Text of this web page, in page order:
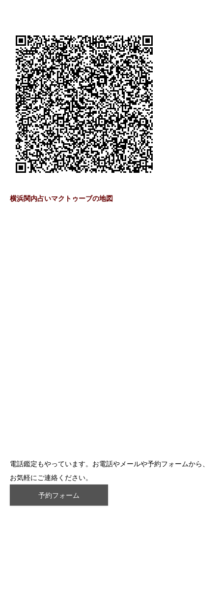
横浜関内占いマクトゥーブの地図
電話鑑定もやっています。お電話やメールや予約フォームから、
お気軽にご連絡ください。
予約フォーム